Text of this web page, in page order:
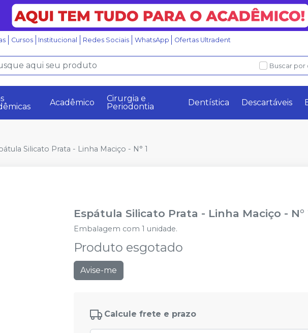
Cursos Institucional Redes Sociais WhatsApp Ofertas Ultradent
Buscar por
Acadêmico
Cirurgia e
Periodontia
Dentística Descartáveis
Silicato Prata - Linha Maciço - N° 1
Espátula Silicato Prata - Linha Maciço - N°
Embalagem com 1 unidade.
Produto esgotado
Avise-me
Calcule frete e prazo